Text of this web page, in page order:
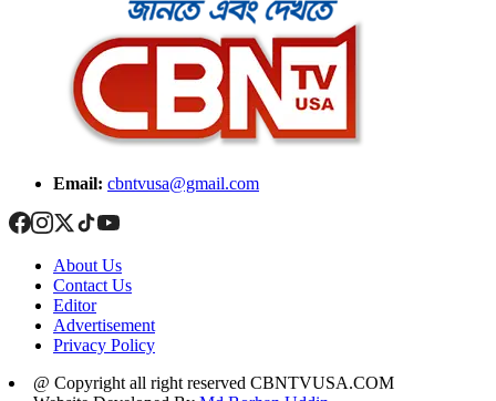
Email: cbntvusa@gmail.com
About Us
Contact Us
Editor
Advertisement
Privacy Policy
@ Copyright all right reserved CBNTVUSA.COM